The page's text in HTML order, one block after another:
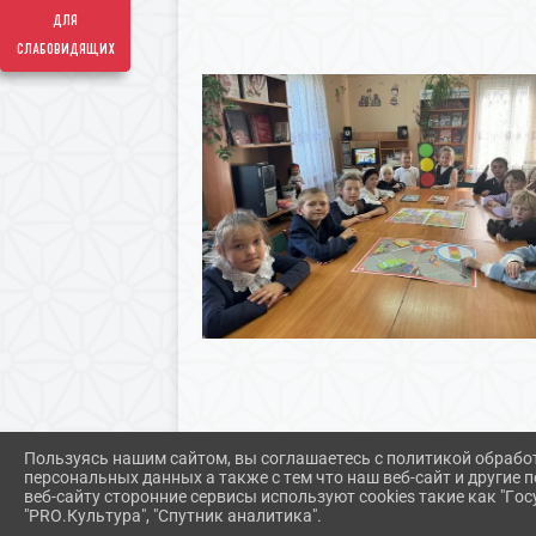
для
слабовидящих
Пользуясь нашим сайтом, вы соглашаетесь с политикой
персональных данных а также с тем что наш веб-сайт и другие
веб-сайту сторонние сервисы используют cookies такие как
"PRO.Культура", "Спутник аналитика".